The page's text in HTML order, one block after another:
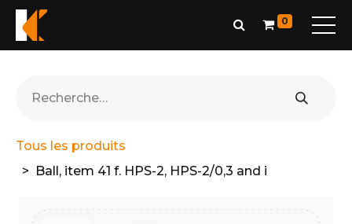
0
Tous les produits
Ball, item 41 f. HPS-2, HPS-2/0,3 and i